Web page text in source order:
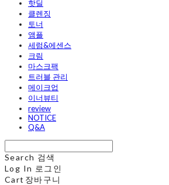
핫딜
클렌징
토너
앰플
세럼&에센스
크림
마스크팩
트러블 관리
메이크업
이너뷰티
review
NOTICE
Q&A
Search 검색
Log In 로그인
Cart 장바구니